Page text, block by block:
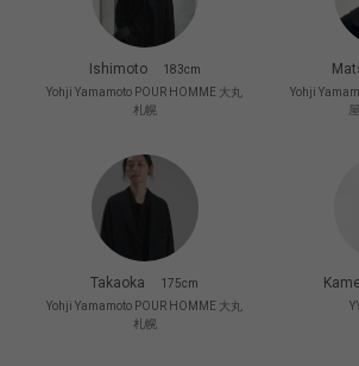
Ishimoto
183cm
Yohji Yamamoto POUR HOMME 大丸
札幌
Yohji
Takaoka
175cm
Yohji Yamamoto POUR HOMME 大丸
札幌